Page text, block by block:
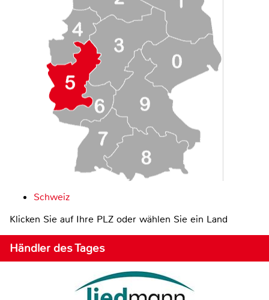
Schweiz
Klicken Sie auf Ihre PLZ oder wählen Sie ein Land
Händler des Tages